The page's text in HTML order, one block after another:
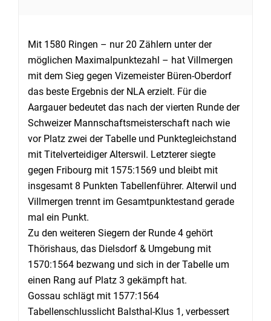
Mit 1580 Ringen – nur 20 Zählern unter der
möglichen Maximalpunktezahl – hat Villmergen
mit dem Sieg gegen Vizemeister Büren-Oberdorf
das beste Ergebnis der NLA erzielt. Für die
Aargauer bedeutet das nach der vierten Runde der
Schweizer Mannschaftsmeisterschaft nach wie
vor Platz zwei der Tabelle und Punktegleichstand
mit Titelverteidiger Alterswil. Letzterer siegte
gegen Fribourg mit 1575:1569 und bleibt mit
insgesamt 8 Punkten Tabellenführer. Alterwil und
Villmergen trennt im Gesamtpunktestand gerade
mal ein Punkt.
Zu den weiteren Siegern der Runde 4 gehört
Thörishaus, das Dielsdorf & Umgebung mit
1570:1564 bezwang und sich in der Tabelle um
einen Rang auf Platz 3 gekämpft hat.
Gossau schlägt mit 1577:1564
Tabellenschlusslicht Balsthal-Klus 1, verbessert